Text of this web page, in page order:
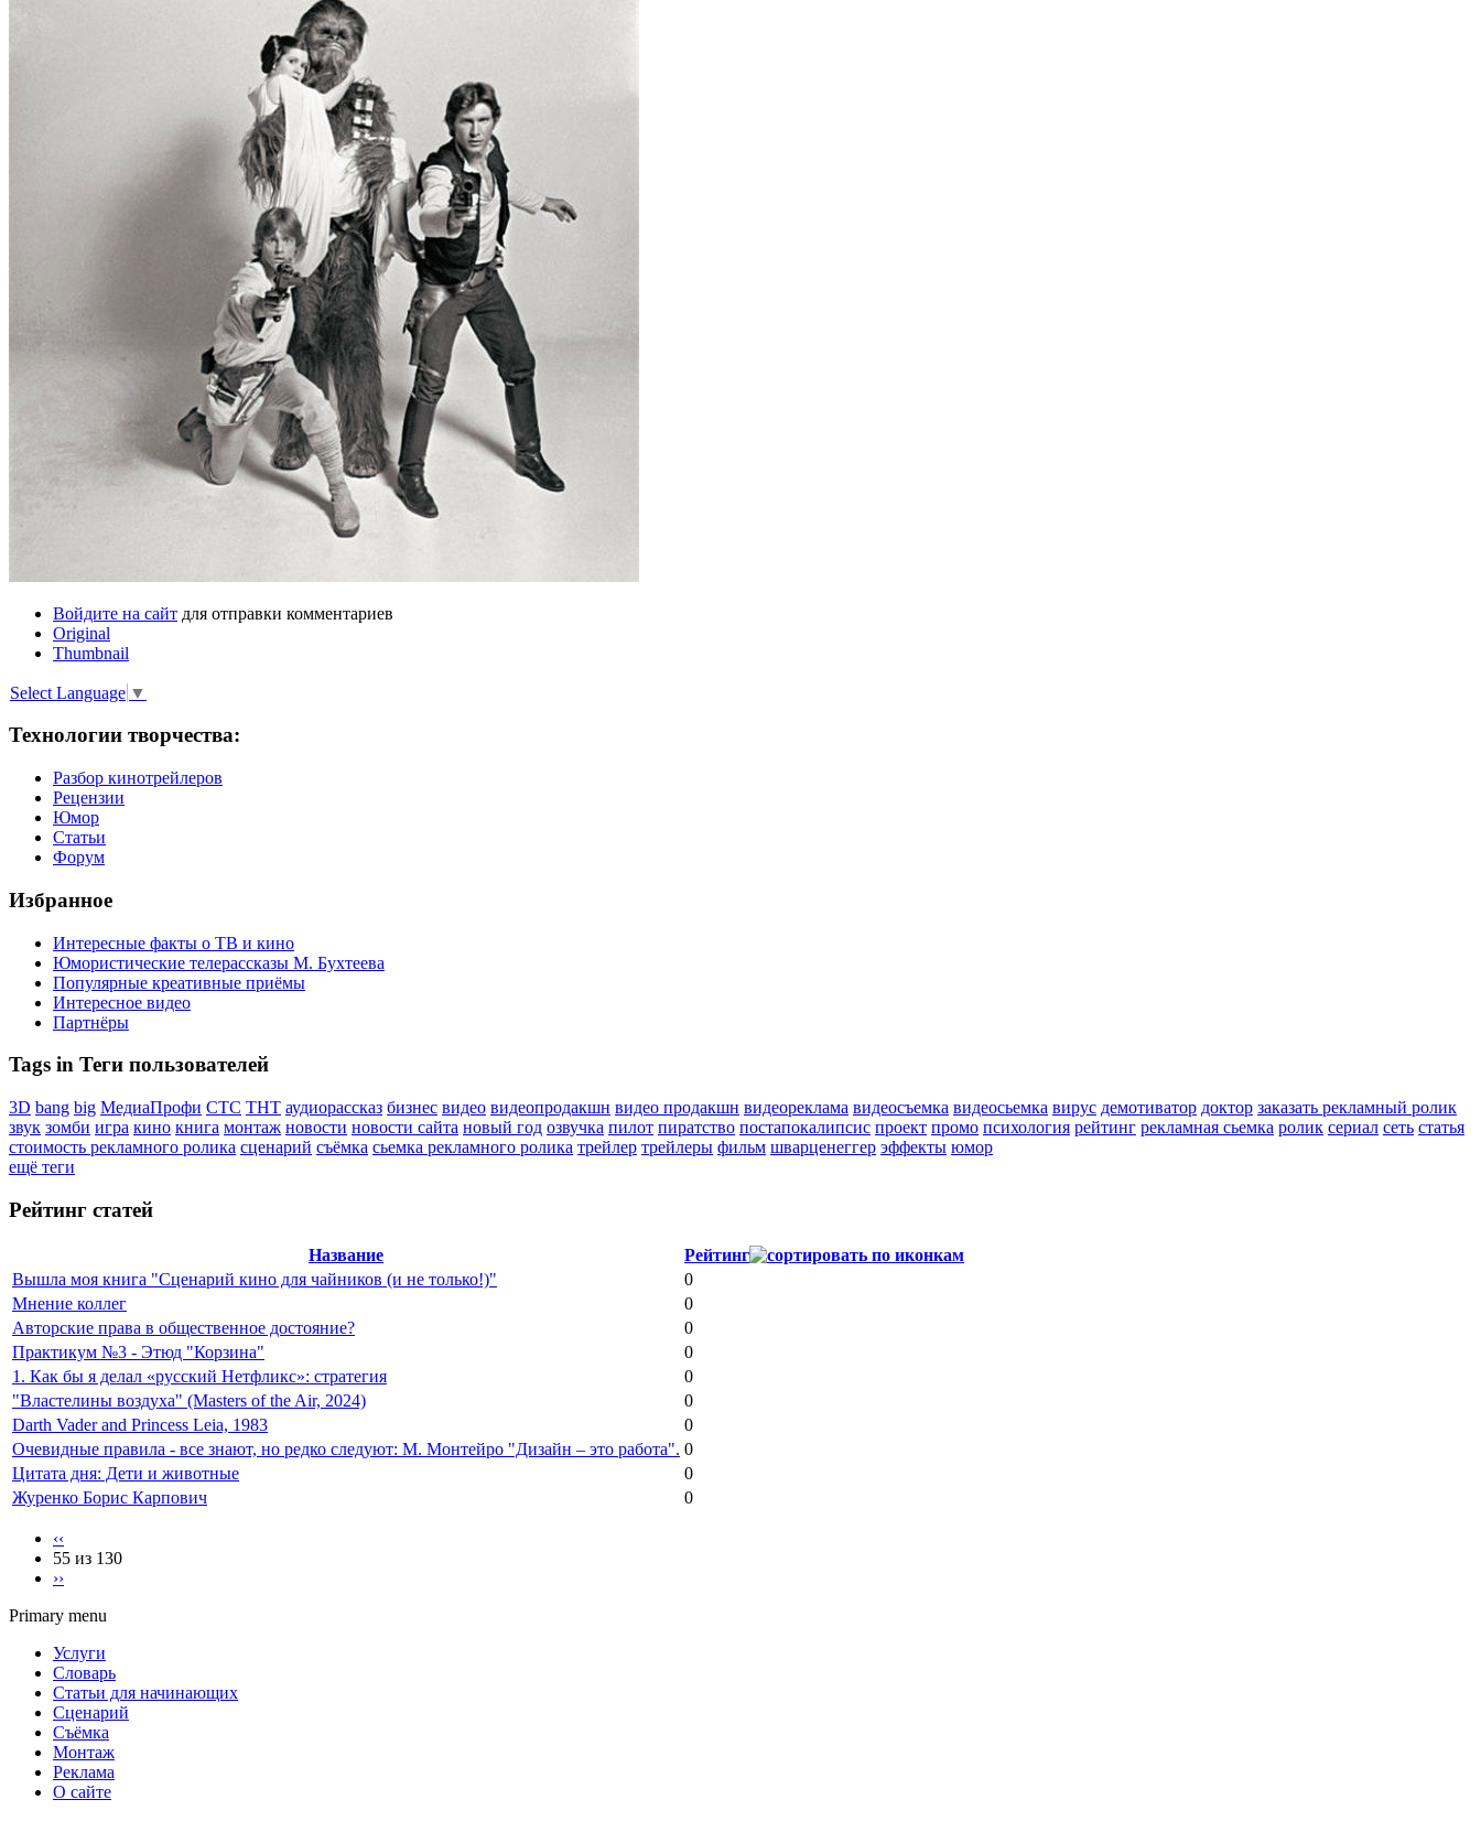
Войдите на сайт для отправки комментариев
Original
Thumbnail
Select Language ▼
Технологии творчества:
Разбор кинотрейлеров
Рецензии
Юмор
Статьи
Форум
Избранное
Интересные факты о ТВ и кино
Юмористические телерассказы М. Бухтеева
Популярные креативные приёмы
Интересное видео
Партнёры
Tags in Теги пользователей
3D bang big МедиаПрофи СТС ТНТ аудиорассказ бизнес видео видеопродакшн видео продакшн видеореклама видеосъемка видеосьемка вирус демотиватор доктор заказать рекламный ролик
звук зомби игра кино книга монтаж новости новости сайта новый год озвучка пилот пиратство постапокалипсис проект промо психология рейтинг рекламная сьемка ролик сериал сеть статья
стоимость рекламного ролика сценарий съёмка сьемка рекламного ролика трейлер трейлеры фильм шварценеггер эффекты юмор
ещё теги
Рейтинг статей
Название
Рейтинг
Вышла моя книга "Сценарий кино для чайников (и не только!)"
0
Мнение коллег
0
Авторские права в общественное достояние?
0
Практикум №3 - Этюд "Корзина"
0
1. Как бы я делал «русский Нетфликс»: стратегия
0
"Властелины воздуха" (Masters of the Air, 2024)
0
Darth Vader and Princess Leia, 1983
0
Очевидные правила - все знают, но редко следуют: М. Монтейро "Дизайн – это работа". 0
Цитата дня: Дети и животные
0
Журенко Борис Карпович
0
‹‹
55 из 130
››
Primary menu
Услуги
Словарь
Статьи для начинающих
Сценарий
Съёмка
Монтаж
Реклама
О сайте